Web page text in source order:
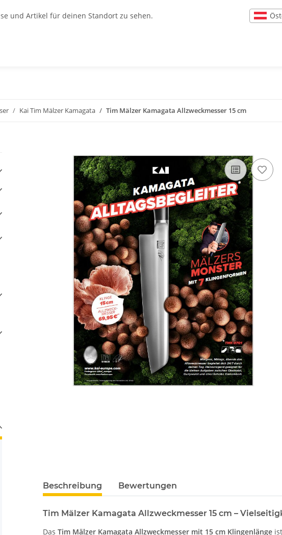
und Artikel für deinen Standort zu sehen.
Kai Tim Mälzer Kamagata Tim Mälzer Kamagata Allzweckmesser 15 cm
Beschreibung Bewertungen
Tim Mälzer Kamagata Allzweckmesser 15 cm –
Das Tim Mälzer Kamagata Allzweckmesser mit 15 cm Klingenlänge